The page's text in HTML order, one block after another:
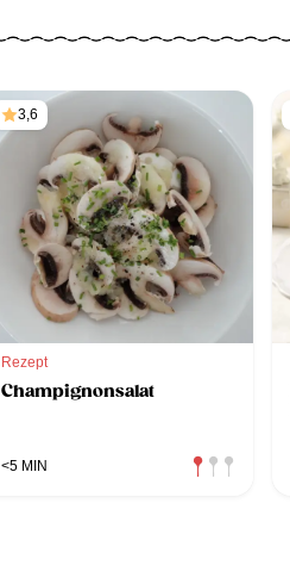
3,6
Rezept
Champignonsalat
<5 MIN